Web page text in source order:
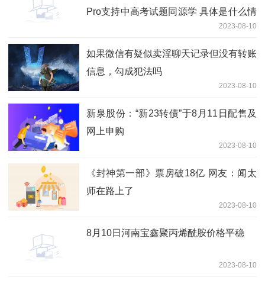
Pro支持中高考试题同源学 具体是什么情
2023-08-10
如果微信有疑似卖淫聊天记录但没有转账
信息，勾成犯法吗
2023-08-10
新泉股份：“新23转债”于8月11日配售及
网上申购
2023-08-10
《封神第一部》票房破18亿 网友：闻太
师在路上了
2023-08-10
8月10日河南宝鑫聚丙烯酰胺价格平稳
2023-08-10